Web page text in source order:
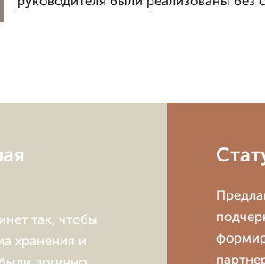
так, чтобы
хранения и